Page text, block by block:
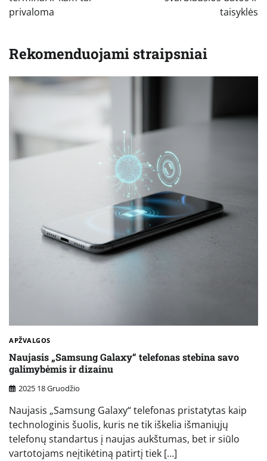
privaloma
taisyklės
Rekomenduojami straipsniai
APŽVALGOS
Naujasis „Samsung Galaxy“ telefonas stebina savo
galimybėmis ir dizainu
2025 18 Gruodžio
Naujasis „Samsung Galaxy“ telefonas pristatytas kaip
technologinis šuolis, kuris ne tik iškelia išmaniųjų
telefonų standartus į naujas aukštumas, bet ir siūlo
vartotojams neįtikėtiną patirtį tiek […]